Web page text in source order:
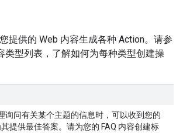
提供的 Web 内容生成各种 Action。请参
类型列表，了解如何为每种类型创建操
询问有关某个主题的信息时，可以收到您的
提供最佳答案。请为您的 FAQ 内容创建标